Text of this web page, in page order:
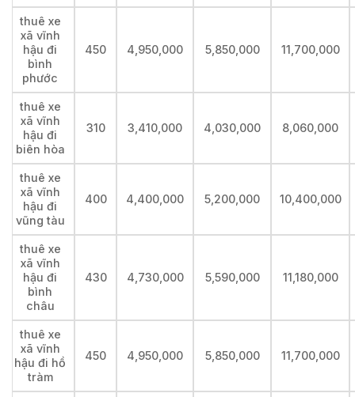
thuê xe
xã vĩnh
hậu đi
bình
phước
450 4,950,000 5,850,000 11,700,000
thuê xe
xã vĩnh
hậu đi
biên hòa
310 3,410,000 4,030,000 8,060,000
thuê xe
xã vĩnh
hậu đi
vũng tàu
400 4,400,000 5,200,000 10,400,000
thuê xe
xã vĩnh
hậu đi
bình
châu
430 4,730,000 5,590,000 11,180,000
thuê xe
xã vĩnh
hậu đi hồ
tràm
450 4,950,000 5,850,000 11,700,000